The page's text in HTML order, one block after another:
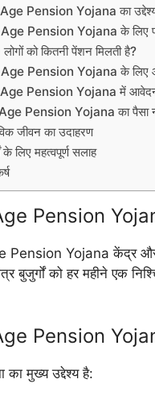
Pension Yojana का
Pension Yojana के लिए
को कितनी पेंशन मिलती है?
Pension Yojana के लिए
Pension Yojana में
Pension Yojana का पैसा
जीवन का उदाहरण
के लिए महत्वपूर्ण सलाह
Pension
Pension Yojana केंद्र और
बुजुर्गों को हर महीने एक
Pension
का मुख्य उद्देश्य है: